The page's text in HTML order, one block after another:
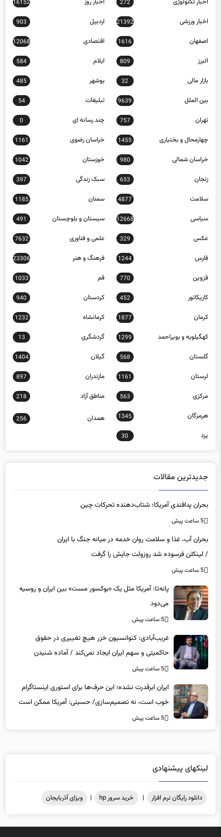
اخبار تکنولوژی 272 اخبار روز 16152
اخبار ورزشی 21392 اردبیل 903
اصفهان 1616 اقتصادی 12068
البرز 809 ایلام 584
بازار مالی 32 بوشهر 485
بین الملل 9639 تبلیغات 54
تهران 757 چند رسانه ای 0
چهارمحال و بختیاری 1455 خراسان رضوی 1161
خراسان شمالی 980 خوزستان 1042
زنجان 653 سبک زندگی 397
سلامت 4877 سمنان 1185
سیاسی 12668 سیستان و بلوچستان 491
عکس 329 علمی و فناوری 7632
فارس 1244 فرهنگ و هنر 23306
قزوین 770 قم 1033
کاریکاتور 452 کردستان 940
کرمان 1877 کرمانشاه 1232
کهگیلویه و بویراحمد 1299 گردشگری 13
گلستان 568 گیلان 1404
لرستان 1161 مازندران 897
مرکزی 563 مناطق آزاد 218
هرمزگان 1345 همدان 256
یزد 30
جدیدترین مقالات
بحران پدافندی آمریکا؛ شتاب‌دهنده تحرکات چین
5 ساعت پیش
بحران آب، غذا و سلامت روان خدمه در میانه جنگ با ایران
/ لینکلن فرسوده شد روزولت جایش را گرفت
5 ساعت پیش
پانه‌تا: آمریکا مثل یک «بوکسور مست» بین ایران و روسیه
می‌دود
5 ساعت پیش
غریب‌آبادی: کنوانسیون خزر هیچ تغییری در حقوق
حاکمیتی و سهم ایران ایجاد نمی‌کند / آماده شنیدن
حرف‌های منتقدان هستیم / برای همه انتقادها جواب
روشن داریم
5 ساعت پیش
ایران ابرقدرت نشده؛ این حرف‌ها برای استوری اینستاگرام
خوب است، نه تصمیم‌سازی/ حسینی: آمریکا ممکن است
ایران اتمی را تحمل کند، اما کنترل هرمز را نه!
5 ساعت پیش
لینکهای پیشنهادی
دانلود رایگان نرم افزار | خرید سرور hp | ویزای آذربایجان